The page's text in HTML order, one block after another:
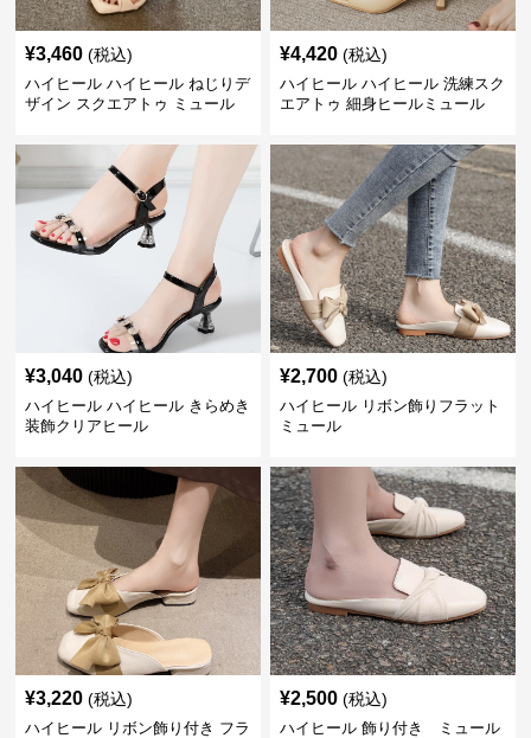
¥3,460 (税込)
ハイヒール ハイヒール ねじりデ
ザイン スクエアトゥ ミュール
¥4,420 (税込)
ハイヒール ハイヒール 洗練スク
エアトゥ 細身ヒールミュール
¥3,040 (税込)
ハイヒール ハイヒール きらめき
装飾クリアヒール
¥2,700 (税込)
ハイヒール リボン飾りフラット
ミュール
¥3,220 (税込)
ハイヒール リボン飾り付き フラ
¥2,500 (税込)
ハイヒール 飾り付き ミュール